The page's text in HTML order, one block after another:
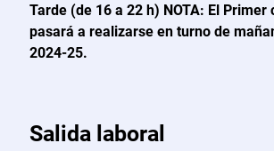
Tarde (de 16 a 22 h) NOTA: El Primer
pasará a realizarse en turno de
2024-25.
Salida laboral